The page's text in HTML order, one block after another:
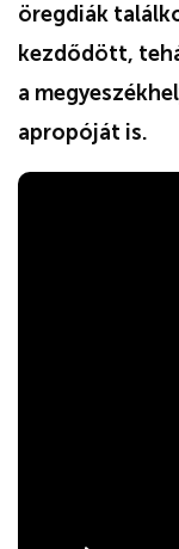
öregdiák
kezdődött,
a
apropóját is.